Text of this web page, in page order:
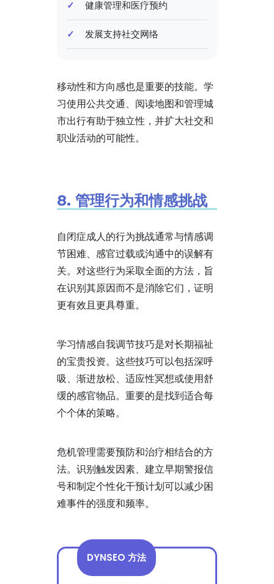
健康管理和医疗预约
发展支持社交网络
移动性和方向感也是重要的技能。学
习使用公共交通、阅读地图和管理城
市出行有助于独立性，并扩大社交和
职业活动的可能性。
8. 管理行为和情感挑战
自闭症成人的行为挑战通常与情感调
节困难、感官过载或沟通中的误解有
关。对这些行为采取全面的方法，旨
在识别其原因而不是消除它们，证明
更有效且更具尊重。
学习情感自我调节技巧是对长期福祉
的宝贵投资。这些技巧可以包括深呼
吸、渐进放松、适应性冥想或使用舒
缓的感官物品。重要的是找到适合每
个个体的策略。
危机管理需要预防和治疗相结合的方
法。识别触发因素、建立早期警报信
号和制定个性化干预计划可以减少困
难事件的强度和频率。
DYNSEO 方法